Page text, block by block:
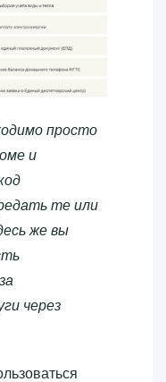
просто
и
те или
же вы
через